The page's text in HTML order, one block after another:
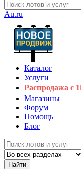
Au.ru
Каталог
Услуги
Распродажа с 1
Магазины
Форум
Помощь
Блог
Найти